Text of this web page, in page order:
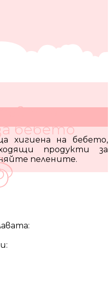
за
бебето
хигиена на бебето,
продукти за
пелените.